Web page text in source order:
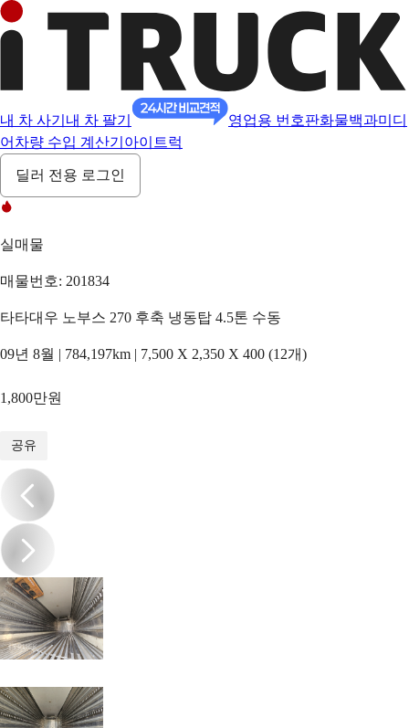
내 차 사기 내 차 팔기 영업용 번호판화물백과미디
어 차량 수입 계산기 아이트럭
딜러 전용 로그인
실매물
매물번호: 201834
타타대우 노부스 270 후축 냉동탑 4.5톤 수동
09년 8월 | 784,197km | 7,500 X 2,350 X 400 (12개)
1,800만원
공유
/14